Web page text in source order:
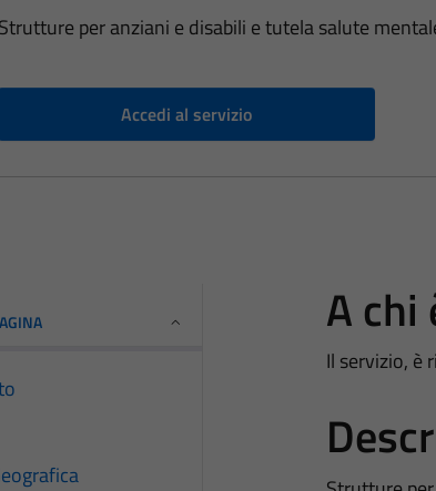
Strutture per anziani e disabili e tutela salute
Accedi al servizio
A
Il servizio, è